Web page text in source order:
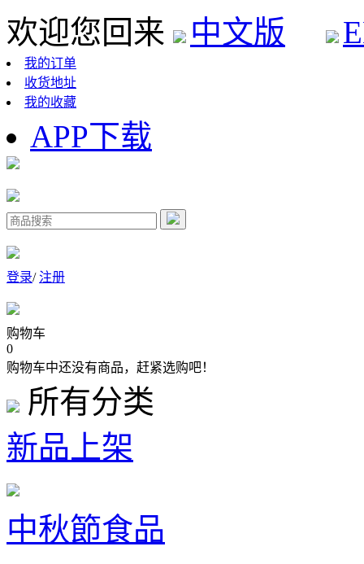
欢迎您回来 中文版
我的订单
收货地址
我的收藏
APP下载
登录/注册
购物车
0
购物车中还没有商品，赶紧选购吧！
所有分类
新品上架
中秋節食品